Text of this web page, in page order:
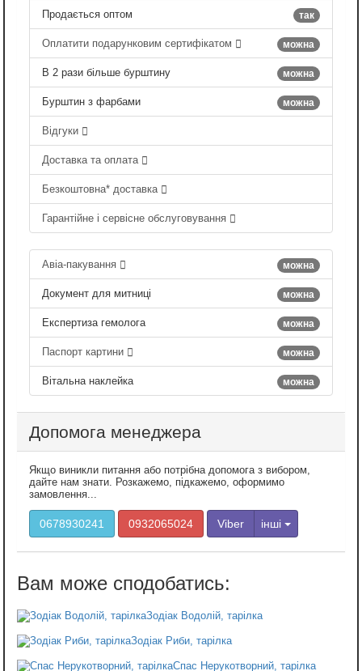
так
Продається оптом
можна
Оплатити подарунковим сертифікатом
можна
В 2 рази більше бурштину
можна
Бурштин з фарбами
Відгуки
Доставка та оплата
Безкоштовна* доставка
Гарантійне і сервісне обслуговування
можна
Авіа-пакування
можна
Документ для митниці
можна
Експертиза гемолога
можна
Паспорт картини
можна
Вітальна наклейка
Допомога менеджера
Якщо виникли питання або потрібна допомога з вибором,
дайте нам знати. Розкажемо, підкажемо, оформимо
замовлення...
0678930241 0932065024 Viber інші
Зодіак Водолій, тарілка
Зодіак Риби, тарілка
Спас Нерукотворний, тарілка